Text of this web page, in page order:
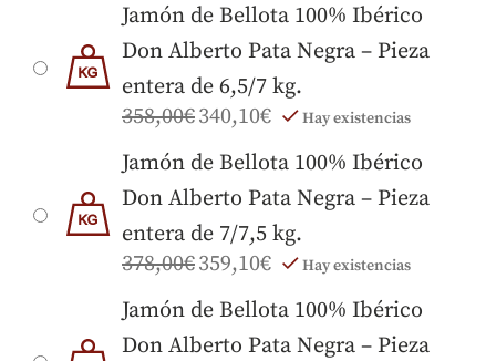
Jamón de Bellota 100% Ibérico
Don Alberto Pata Negra – Pieza
entera de 6,5/7 kg.
358,00€340,10€ Hay existencias
Jamón de Bellota 100% Ibérico
Don Alberto Pata Negra – Pieza
entera de 7/7,5 kg.
378,00€359,10€ Hay existencias
Jamón de Bellota 100% Ibérico
Don Alberto Pata Negra – Pieza